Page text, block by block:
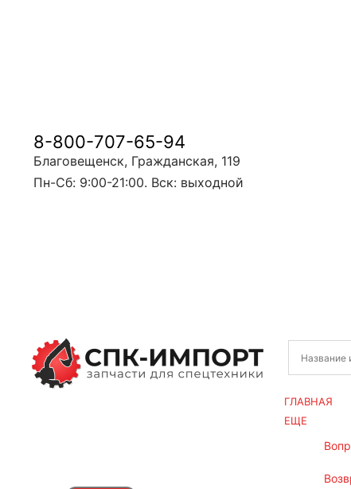
8-800-707-65-94
Благовещенск, Гражданская, 119
Пн-Сб: 9:00-21:00. Вск: выходной
ГЛАВНАЯ
ЕЩЕ